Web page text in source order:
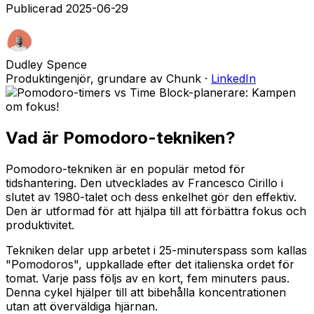
Publicerad 2025-06-29
Dudley Spence
Produktingenjör, grundare av Chunk · LinkedIn
Vad är Pomodoro-tekniken?
Pomodoro-tekniken är en populär metod för
tidshantering. Den utvecklades av Francesco Cirillo i
slutet av 1980-talet och dess enkelhet gör den effektiv.
Den är utformad för att hjälpa till att förbättra fokus och
produktivitet.
Tekniken delar upp arbetet i 25-minuterspass som kallas
"Pomodoros", uppkallade efter det italienska ordet för
tomat. Varje pass följs av en kort, fem minuters paus.
Denna cykel hjälper till att bibehålla koncentrationen
utan att överväldiga hjärnan.